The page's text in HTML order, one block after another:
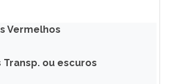
Vermelhos
ou escuros